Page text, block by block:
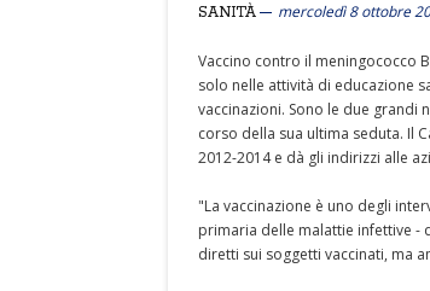
SANITÀ mercoledì 8 ottobre
Vaccino contro il meningococco
solo nelle attività di educazione
vaccinazioni. Sono le due grandi
corso della sua ultima seduta. Il
2012-2014 e dà gli indirizzi alle
"La vaccinazione è uno degli
primaria delle malattie infettive -
diretti sui soggetti vaccinati, ma